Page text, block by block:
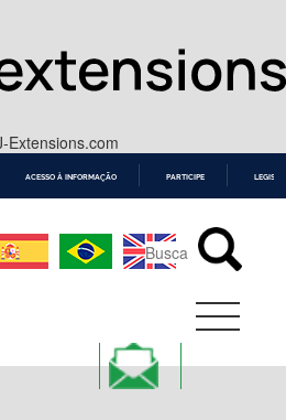
Extensions.com
CONTEÚDO
ACESSO À INFORMAÇÃO PARTICIPE